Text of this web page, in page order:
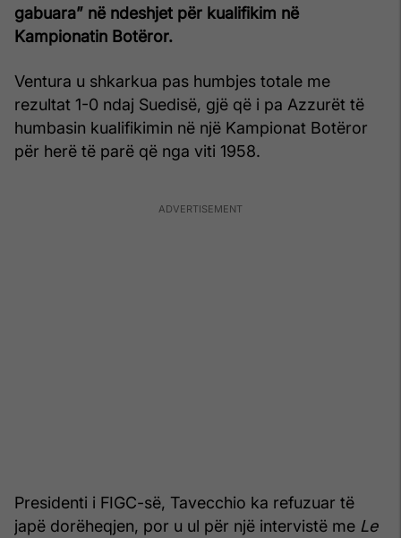
gabuara” në ndeshjet për kualifikim në
Kampionatin Botëror.
Ventura u shkarkua pas humbjes totale me
rezultat 1-0 ndaj Suedisë, gjë që i pa Azzurët të
humbasin kualifikimin në një Kampionat Botëror
për herë të parë që nga viti 1958.
Presidenti i FIGC-së, Tavecchio ka refuzuar të
japë dorëheqjen, por u ul për një intervistë me Le